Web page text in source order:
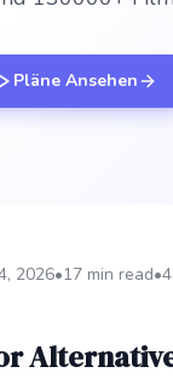
Pläne Ansehen
2026•17 min read•